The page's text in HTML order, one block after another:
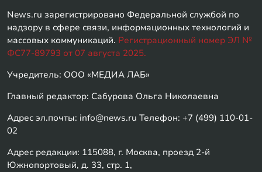
News.ru зарегистрировано Федеральной службой по
надзору в сфере связи, информационных технологий и
массовых коммуникаций. Регистрационный номер ЭЛ №
ФС77-89793 от 07 августа 2025.
Учредитель: ООО «МЕДИА ЛАБ»
Главный редактор: Сабурова Ольга Николаевна
Адрес эл.почты: info@news.ru Телефон: +7 (499) 110-01-
02
Адрес редакции: 115088, г. Москва, проезд 2-й
Южнопортовый, д. 33, стр. 1,